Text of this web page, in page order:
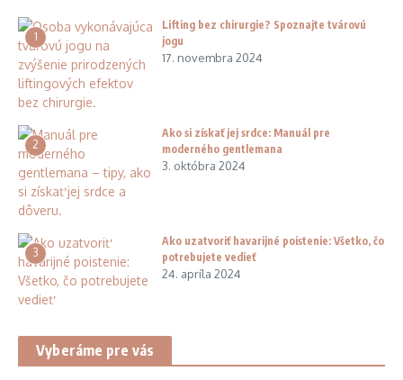
1
Lifting bez chirurgie? Spoznajte tvárovú
jogu
17. novembra 2024
2
Ako si získať jej srdce: Manuál pre
moderného gentlemana
3. októbra 2024
3
Ako uzatvoriť havarijné poistenie: Všetko, čo
potrebujete vedieť
24. apríla 2024
Vyberáme pre vás